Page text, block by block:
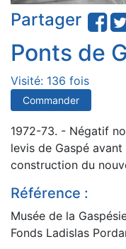
Partager
Ponts de
Visité: 136 fois
Commander
1972-73. - Négatif
levis de Gaspé
construction du
Référence :
Musée de la
Fonds Ladislas